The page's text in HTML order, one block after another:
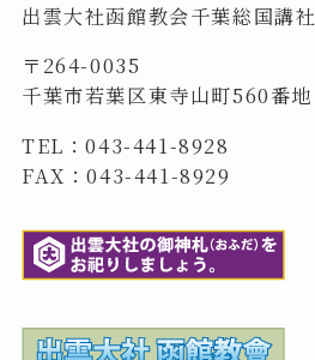
出雲大社函館教会千葉総国講社
〒264-0035
千葉市若葉区東寺山町560番地
TEL：043-441-8928
FAX：043-441-8929